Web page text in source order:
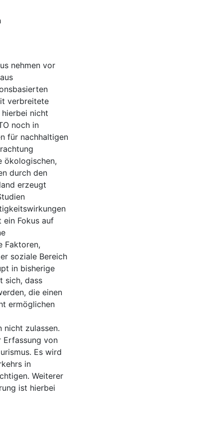
nehmen vor
verbreitete
hierbei nicht
noch in
für nachhaltigen
ökologischen,
durch den
erzeugt
ein Fokus auf
Faktoren,
soziale Bereich
in bisherige
sich, dass
die einen
ermöglichen
nicht zulassen.
von
Es wird
in
Weiterer
ist hierbei